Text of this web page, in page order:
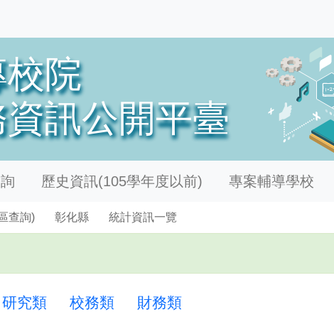
歷史資訊(105學年度以前) 專案輔導學校
查詢) 彰化縣 統計資訊一覽
研究類 校務類 財務類